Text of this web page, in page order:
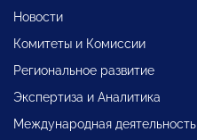
Новости
Комитеты и Комиссии
Региональное развитие
Экспертиза и Аналитика
Международная деятельность